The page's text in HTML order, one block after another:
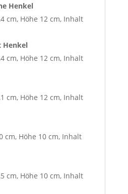
Henkel
cm, Höhe 12 cm, Inhalt
Henkel
cm, Höhe 12 cm, Inhalt
cm, Höhe 12 cm, Inhalt
cm, Höhe 10 cm, Inhalt
cm, Höhe 10 cm, Inhalt